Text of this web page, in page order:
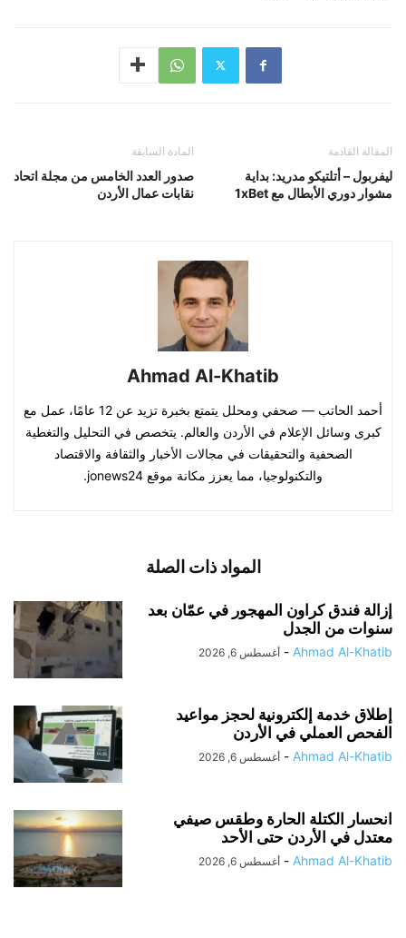
المادة السابقة
صدور العدد الخامس من مجلة اتحاد
نقابات عمال الأردن
المقالة القادمة
ليفربول – أتلتيكو مدريد: بداية
مشوار دوري الأبطال مع 1xBet
Ahmad Al-Khatib
أحمد الحاتب — صحفي ومحلل يتمتع بخبرة تزيد عن 12 عامًا، عمل مع
كبرى وسائل الإعلام في الأردن والعالم. يتخصص في التحليل والتغطية
الصحفية والتحقيقات في مجالات الأخبار والثقافة والاقتصاد
والتكنولوجيا، مما يعزز مكانة موقع jonews24.
المواد ذات الصلة
إزالة فندق كراون المهجور في عمّان بعد
سنوات من الجدل
Ahmad Al-Khatib
- أغسطس 6, 2026
إطلاق خدمة إلكترونية لحجز مواعيد
الفحص العملي في الأردن
Ahmad Al-Khatib
- أغسطس 6, 2026
انحسار الكتلة الحارة وطقس صيفي
معتدل في الأردن حتى الأحد
Ahmad Al-Khatib
- أغسطس 6, 2026